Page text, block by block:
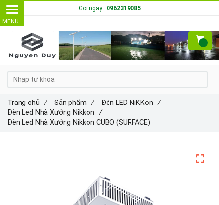
Trang chủ / Sản phẩm / Đèn LED NiKKon
/
Đèn Led Nhà Xưởng Nikkon
/
Đèn Led Nhà Xưởng Nikkon CUBO (SURFACE)
Gọi ngay : 0962319085